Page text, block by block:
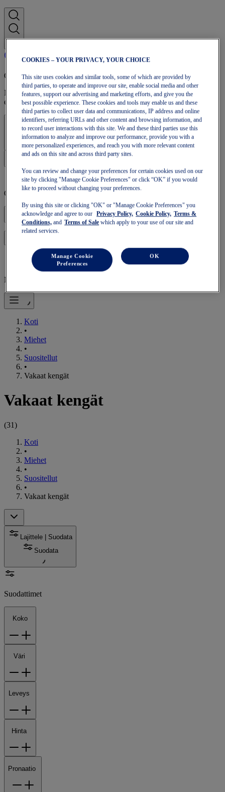
OneASICS-jäsenyys
Nauti ilmaisesta toimituksesta, ilmaisista palautuksista,
eksklusiivisista alennuksista ja muista OneASICS™-jäseneduista.
Kirjaudu sisään | Luo tili
Ostoskorisi on tyhjä
Mobiili navigointi
Koti
•
Miehet
•
Suositellut
•
Vakaat kengät
Vakaat kengät
(31)
Koti
•
Miehet
•
Suositellut
•
Vakaat kengät
Lajittele | Suodata
Suodata
Suodattimet
Koko
Väri
Leveys
Hinta
Pronaatio
COOKIES – YOUR PRIVACY, YOUR CHOICE
This site uses cookies and similar tools, some of which are provided by
third parties, to operate and improve our site, enable social media and other
features, support our advertising and marketing efforts, and give you the
best possible experience. These cookies and tools may enable us and these
third parties to collect user data and communications, IP address and online
identifiers, referring URLs and other content and browsing information, and
to record user interactions with this site. We and these third parties use this
information to analyze and improve our performance, provide you with a
more personalized experiences, and reach you with more relevant content
and ads on this site and across third party sites.
You can review and change your preferences for certain cookies used on our
site by clicking "Manage Cookie Preferences" or click “OK” if you would
like to proceed without changing your preferences.
By using this site or clicking "OK" or "Manage Cookie Preferences" you
acknowledge and agree to our
Privacy Policy, Cookie Policy, Terms &
Conditions, and Terms of Sale which apply to your use of our site and
related services.
Manage Cookie
Preferences
OK